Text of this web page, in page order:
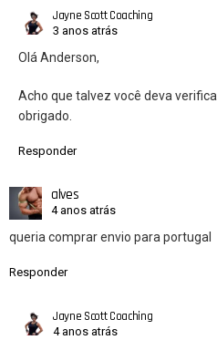
Jayne Scott Coaching
3 anos atrás
Olá Anderson,
Acho que talvez você deva
obrigado.
Responder
alves
4 anos atrás
queria comprar envio para portugal
Responder
Jayne Scott Coaching
4 anos atrás